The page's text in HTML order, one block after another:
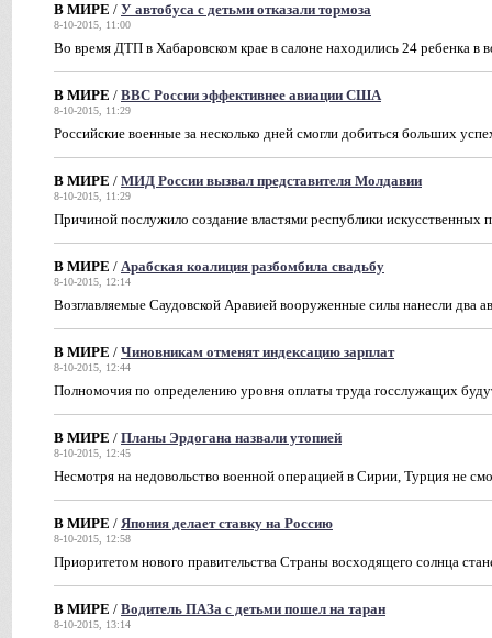
В МИРЕ / У автобуса с детьми отказали тормоза
8-10-2015, 11:00
Во время ДТП в Хабаровском крае в салоне находились 24 ребенка в
В МИРЕ / ВВС России эффективнее авиации США
8-10-2015, 11:29
Российские военные за несколько дней смогли добиться больших
В МИРЕ / МИД России вызвал представителя Молдавии
8-10-2015, 11:29
Причиной послужило создание властями республики искусственных
В МИРЕ / Арабская коалиция разбомбила свадьбу
8-10-2015, 12:14
Возглавляемые Саудовской Аравией вооруженные силы нанесли два
В МИРЕ / Чиновникам отменят индексацию зарплат
8-10-2015, 12:44
Полномочия по определению уровня оплаты труда госслужащих
В МИРЕ / Планы Эрдогана назвали утопией
8-10-2015, 12:45
Несмотря на недовольство военной операцией в Сирии, Турция не
В МИРЕ / Япония делает ставку на Россию
8-10-2015, 12:58
Приоритетом нового правительства Страны восходящего солнца
В МИРЕ / Водитель ПАЗа с детьми пошел на таран
8-10-2015, 13:14